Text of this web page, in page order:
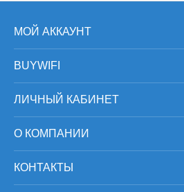
МОЙ АККАУНТ
BUYWIFI
ЛИЧНЫЙ КАБИНЕТ
О КОМПАНИИ
КОНТАКТЫ